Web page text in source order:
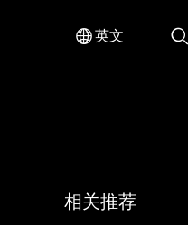
英文 
相关推荐